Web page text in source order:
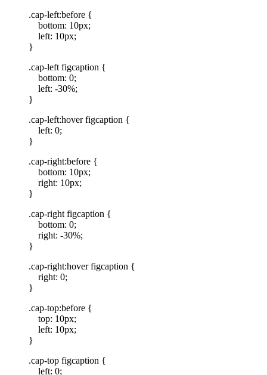
.cap-left:before {
bottom: 10px;
left: 10px;
}
.cap-left figcaption {
bottom: 0;
left: -30%;
}
.cap-left:hover figcaption {
left: 0;
}
.cap-right:before {
bottom: 10px;
right: 10px;
}
.cap-right figcaption {
bottom: 0;
right: -30%;
}
.cap-right:hover figcaption {
right: 0;
}
.cap-top:before {
top: 10px;
left: 10px;
}
.cap-top figcaption {
left: 0;